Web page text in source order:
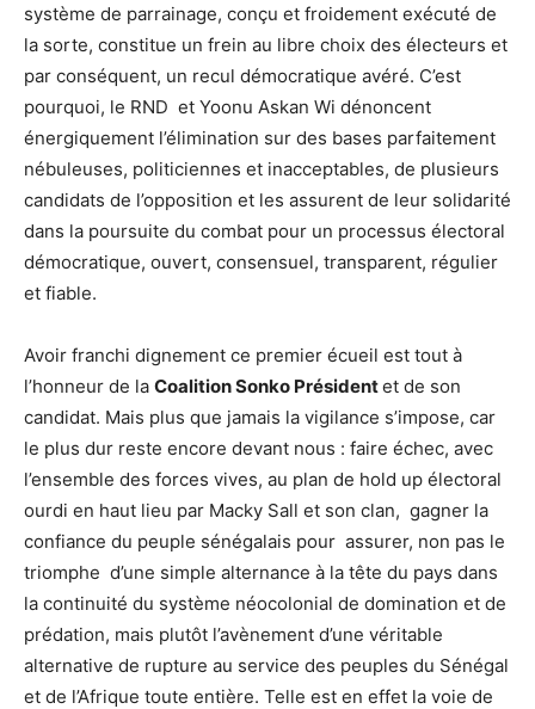
système de parrainage, conçu et froidement exécuté de
la sorte, constitue un frein au libre choix des électeurs et
par conséquent, un recul démocratique avéré. C’est
pourquoi, le RND et Yoonu Askan Wi dénoncent
énergiquement l’élimination sur des bases parfaitement
nébuleuses, politiciennes et inacceptables, de plusieurs
candidats de l’opposition et les assurent de leur solidarité
dans la poursuite du combat pour un processus électoral
démocratique, ouvert, consensuel, transparent, régulier
et fiable.
Avoir franchi dignement ce premier écueil est tout à
l’honneur de la Coalition Sonko Présidentet de son
candidat. Mais plus que jamais la vigilance s’impose, car
le plus dur reste encore devant nous : faire échec, avec
l’ensemble des forces vives, au plan de hold up électoral
ourdi en haut lieu par Macky Sall et son clan, gagner la
confiance du peuple sénégalais pour assurer, non pas le
triomphe d’une simple alternance à la tête du pays dans
la continuité du système néocolonial de domination et de
prédation, mais plutôt l’avènement d’une véritable
alternative de rupture au service des peuples du Sénégal
et de l’Afrique toute entière. Telle est en effet la voie de